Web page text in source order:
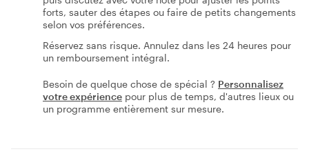
forts, sauter des étapes ou faire de petits changements
selon vos préférences.
Réservez sans risque. Annulez dans les 24 heures pour
un remboursement intégral.
Besoin de quelque chose de spécial ? Personnalisez
votre expérience pour plus de temps, d'autres lieux ou
un programme entièrement sur mesure.